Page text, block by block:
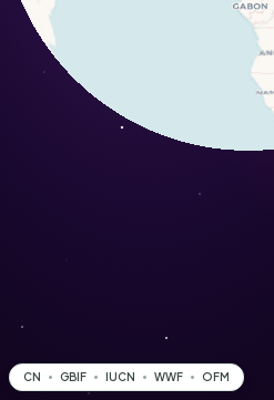
CN GBIF IUCN WWF OFM